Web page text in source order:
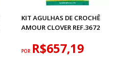
KIT AGULHAS DE CROCHÊ
AMOUR CLOVER REF.3672
POR R$657,19